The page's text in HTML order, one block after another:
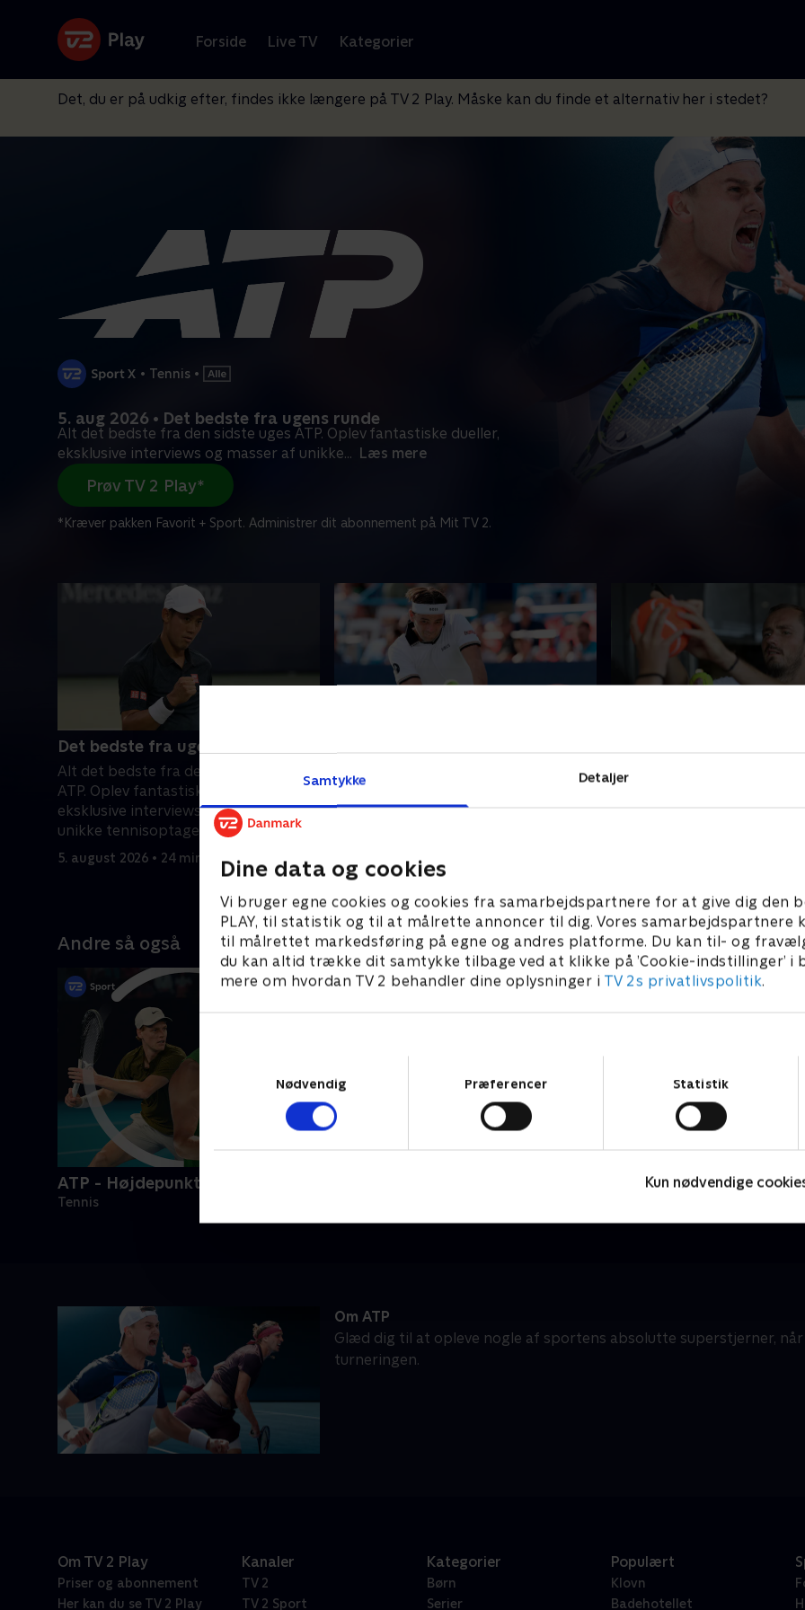
Samtykke Detaljer
Dine data og cookies
Vi bruger egne cookies og cookies fra samarbejdspartnere for at give dig den
PLAY, til statistik og til at målrette annoncer til dig. Vores samarbejdspartnere
til målrettet markedsføring på egne og andres platforme. Du kan til- og
du kan altid trække dit samtykke tilbage ved at klikke på ’Cookie-indstillinger’ i
mere om hvordan TV 2 behandler dine oplysninger i TV 2s privatlivspolitik.
Nødvendig
Præferencer Statistik
Kun nødvendige
Forside Live TV Kategorier
Det, du er på udkig efter, findes ikke længere på TV 2 Play. Måske kan du finde et alternativ her i stedet?
• Tennis •
5. aug 2026 • Det bedste fra ugens runde
Alt det bedste fra den sidste uges ATP. Oplev fantastiske dueller,
eksklusive interviews og masser af unikke... Læs mere
Prøv TV 2 Play*
*Kræver pakken Favorit + Sport. Administrer dit abonnement på Mit TV 2.
Det bedste fra ugens runde
Alt det bedste fra den sidste uges
ATP. Oplev fantastiske dueller,
eksklusive interviews og masser af
unikke tennisoptagelser.
5. august 2026 • 24 min
Så danner de ikoniske hurtige blå
baner i Washington igen rammen om
yoptennis. Felix Auger-Alissime, Ben
3. august 2026 • 140 min
Alt det bedste fra den sidste
Andre så også
ATP - Højdepunkter
Tennis
Andrey Rublev: Breaking Back
Om ATP
Glæd dig til at opleve nogle af sportens absolutte superstjerner,
turneringen.
Om TV 2 Play
Priser og abonnement
Her kan du se TV 2 Play
Kanaler
TV 2
TV 2 Sport
Kategorier
Børn
Serier
Populært
Klovn
Badehotellet